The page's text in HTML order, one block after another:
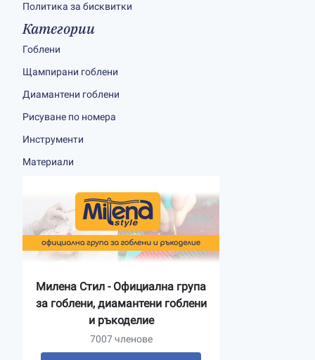
Политика за бисквитки
Категории
Гоблени
Щампирани гоблени
Диамантени гоблени
Рисуване по номера
Инструменти
Материали
Милена Стил - Официална група
за гоблени, диамантени гоблени
и ръкоделие
7007 членове